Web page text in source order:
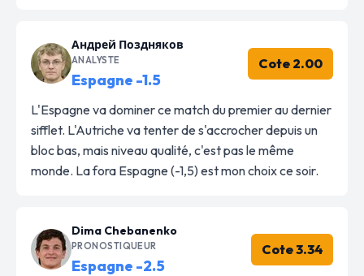
Андрей Поздняков
ANALYSTE
Espagne -1.5
Cote 2.00
L'Espagne va dominer ce match du premier au dernier
sifflet. L'Autriche va tenter de s'accrocher depuis un
bloc bas, mais niveau qualité, c'est pas le même
monde. La fora Espagne (-1,5) est mon choix ce soir.
Dima Chebanenko
PRONOSTIQUEUR
Espagne -2.5
Cote 3.34